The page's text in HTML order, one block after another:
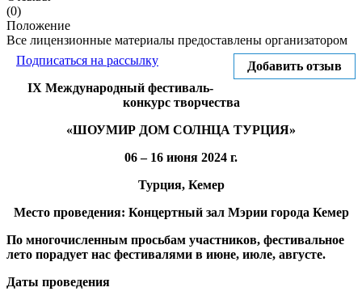
(0)
Положение
Все лицензионные материалы предоставлены организатором
Добавить отзыв
Подписаться на рассылку
IX Международный фестиваль-
конкурс творчества
«ШОУМИР ДОМ СОЛНЦА ТУРЦИЯ»
06 – 16 июня 2024 г.
Турция, Кемер
Место проведения: Концертный зал Мэрии города Кемер
По многочисленным просьбам участников, фестивальное
лето порадует нас фестивалями в июне, июле, августе.
Даты проведения